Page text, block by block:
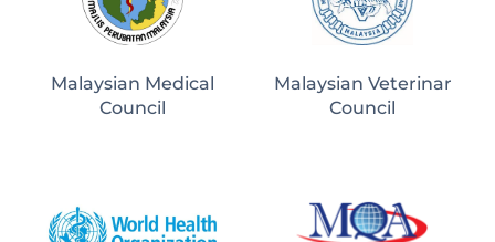
Malaysian Medical
Council
Malaysian Veterinar
Council